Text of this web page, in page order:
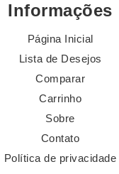
Informações
Página Inicial
Lista de Desejos
Comparar
Carrinho
Sobre
Contato
Política de privacidade